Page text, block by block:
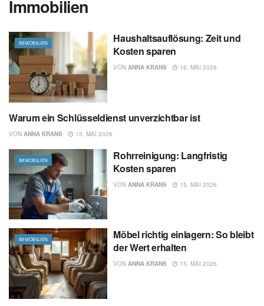
Immobilien
IMMOBILIEN
Haushaltsauflösung: Zeit und
Kosten sparen
VON ANNA KRANS 16. MAI 2026
IMMOBILIEN
Warum ein Schlüsseldienst unverzichtbar ist
VON ANNA KRANS 15. MAI 2026
IMMOBILIEN
Rohrreinigung: Langfristig
Kosten sparen
VON ANNA KRANS 15. MAI 2026
IMMOBILIEN
Möbel richtig einlagern: So bleibt
der Wert erhalten
VON ANNA KRANS 15. MAI 2026